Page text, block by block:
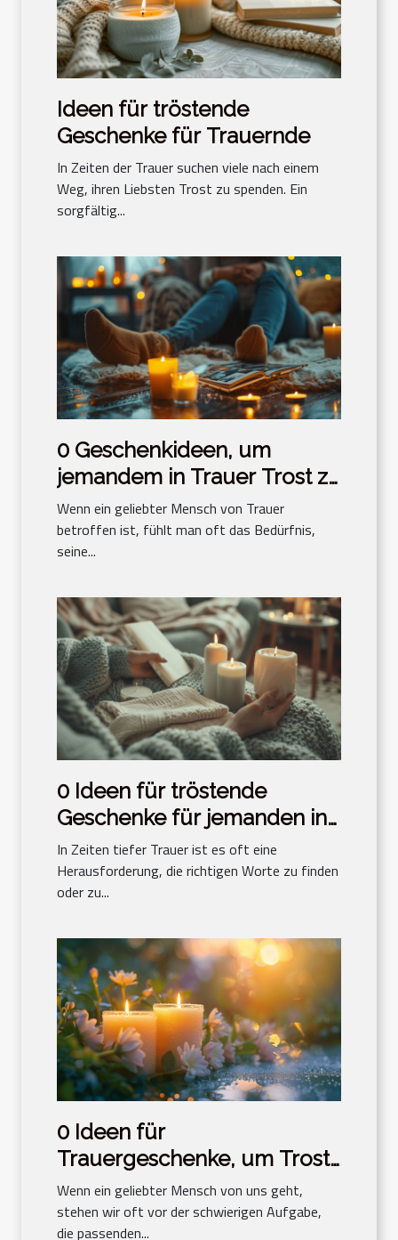
Ideen für tröstende
Geschenke für Trauernde
In Zeiten der Trauer suchen viele nach einem
Weg, ihren Liebsten Trost zu spenden. Ein
sorgfältig...
0 Geschenkideen, um
jemandem in Trauer Trost zu
spenden
Wenn ein geliebter Mensch von Trauer
betroffen ist, fühlt man oft das Bedürfnis,
seine...
0 Ideen für tröstende
Geschenke für jemanden in
Trauer
In Zeiten tiefer Trauer ist es oft eine
Herausforderung, die richtigen Worte zu finden
oder zu...
0 Ideen für
Trauergeschenke, um Trost
zu spenden
Wenn ein geliebter Mensch von uns geht,
stehen wir oft vor der schwierigen Aufgabe,
die passenden...